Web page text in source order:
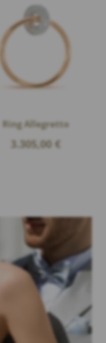
Ring Allegretto
3.305,00 €